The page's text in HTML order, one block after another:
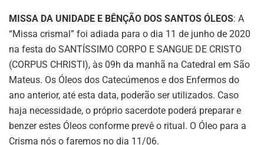
MISSA DA UNIDADE E BÊNÇÃO DOS SANTOS ÓLEOS: A
“Missa crismal” foi adiada para o dia 11 de junho de 2020
na festa do SANTÍSSIMO CORPO E SANGUE DE CRISTO
(CORPUS CHRISTI), às 09h da manhã na Catedral em São
Mateus. Os Óleos dos Catecúmenos e dos Enfermos do
ano anterior, até esta data, poderão ser utilizados. Caso
haja necessidade, o próprio sacerdote poderá preparar e
benzer estes Óleos conforme prevê o ritual. O Óleo para a
Crisma nós o faremos no dia 11/06.